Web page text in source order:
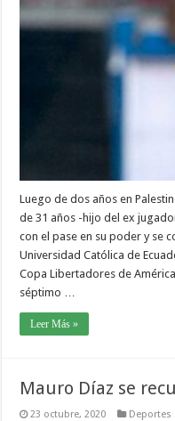
Luego de dos años en
de 31 años -hijo del ex
con el pase en su poder y se
Universidad Católica de
Copa Libertadores de
séptimo …
Leer Más »
Mauro Díaz se
23 octubre, 2020 Deportes